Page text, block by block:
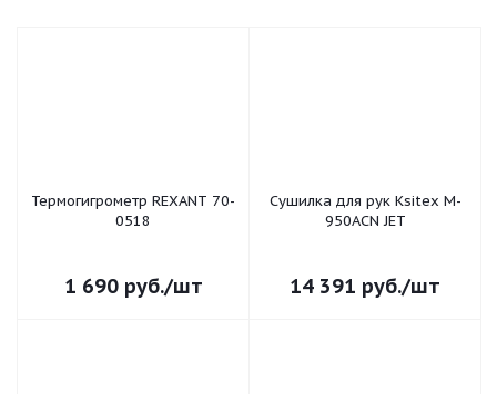
Термогигрометр REXANT 70-
0518
1 690руб./шт
Сушилка для рук Ksitex M-
950ACN JET
14 391 руб./шт